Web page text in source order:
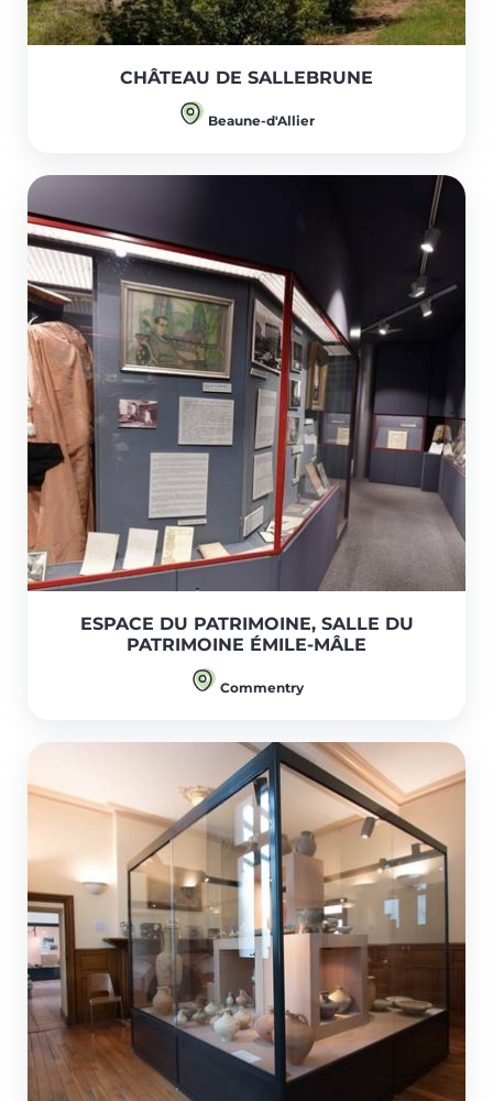
CHÂTEAU DE SALLEBRUNE
Beaune-d'Allier
ESPACE DU PATRIMOINE, SALLE DU
PATRIMOINE ÉMILE-MÂLE
Commentry